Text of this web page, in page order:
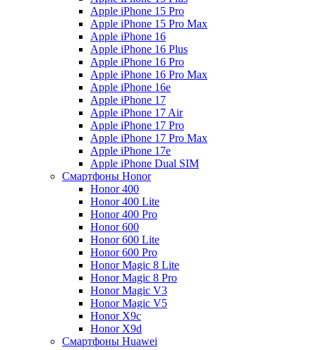
Apple iPhone 15 Pro
Apple iPhone 15 Pro Max
Apple iPhone 16
Apple iPhone 16 Plus
Apple iPhone 16 Pro
Apple iPhone 16 Pro Max
Apple iPhone 16e
Apple iPhone 17
Apple iPhone 17 Air
Apple iPhone 17 Pro
Apple iPhone 17 Pro Max
Apple iPhone 17e
Apple iPhone Dual SIM
Смартфоны Honor
Honor 400
Honor 400 Lite
Honor 400 Pro
Honor 600
Honor 600 Lite
Honor 600 Pro
Honor Magic 8 Lite
Honor Magic 8 Pro
Honor Magic V3
Honor Magic V5
Honor X9c
Honor X9d
Смартфоны Huawei